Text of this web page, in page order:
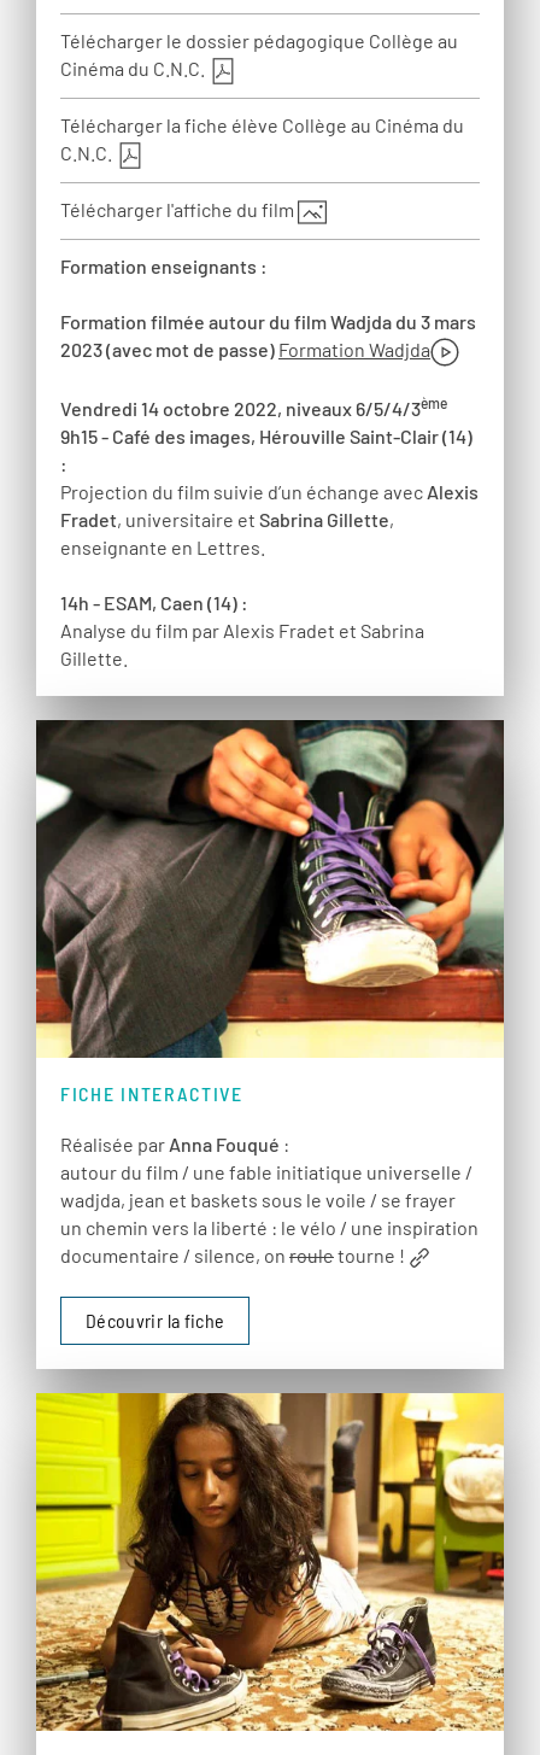
Télécharger le dossier pédagogique Collège au
Cinéma du C.N.C.
Télécharger la fiche élève Collège au Cinéma du
C.N.C.
Télécharger l'affiche du film
Formation enseignants :
Formation filmée autour du film Wadjda du 3 mars
2023 (avec mot de passe) Formation Wadjda
Vendredi 14 octobre 2022, niveaux 6/5/4/3ème
9h15 - Café des images, Hérouville Saint-Clair (14)
:
Projection du film suivie d’un échange avec Alexis
Fradet, universitaire et Sabrina Gillette,
enseignante en Lettres.
14h - ESAM, Caen (14) :
Analyse du film par Alexis Fradet et Sabrina
Gillette.
FICHE INTERACTIVE
Réalisée par Anna Fouqué :
autour du film / une fable initiatique universelle /
wadjda, jean et baskets sous le voile / se frayer
un chemin vers la liberté : le vélo / une inspiration
documentaire / silence, on rouletourne !
Découvrir la fiche